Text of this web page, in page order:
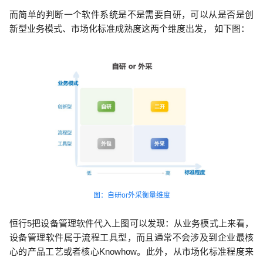
而简单的判断一个软件系统是不是需要自研，可以从是否是创
新型业务模式、市场化标准成熟度这两个维度出发， 如下图：
图：自研or外采衡量维度
恒行5把设备管理软件代入上图可以发现：从业务模式上来看，
设备管理软件属于流程工具型，而且通常不会涉及到企业最核
心的产品工艺或者核心Knowhow。此外，从市场化标准程度来